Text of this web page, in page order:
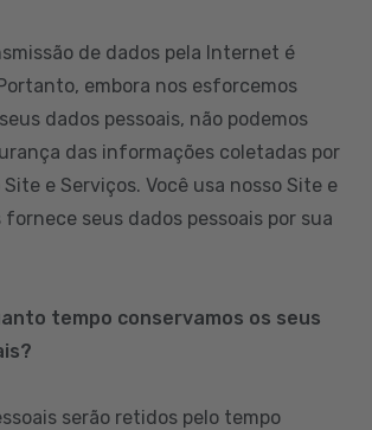
de dados pela Internet é
embora nos esforcemos
dados pessoais, não podemos
das informações coletadas por
e Serviços. Você usa nosso Site e
fornece seus dados pessoais por sua
tempo conservamos os seus
serão retidos pelo tempo